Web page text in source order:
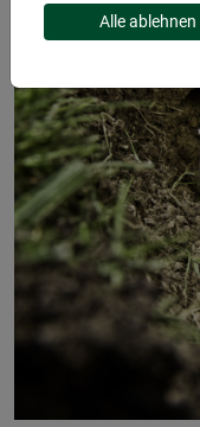
Alle ablehnen